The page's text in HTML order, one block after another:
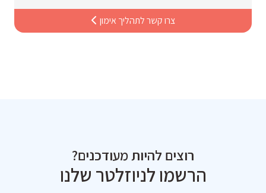
צרו קשר לתהליך אימון
רוצים להיות מעודכנים?
הרשמו לניוזלטר שלנו